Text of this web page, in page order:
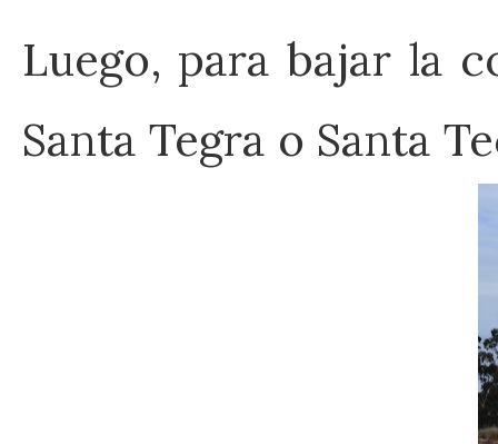
Luego, para bajar la
Santa Tegra o Santa